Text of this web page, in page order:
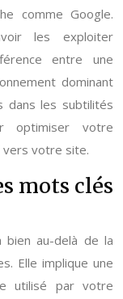
comme Google.
les exploiter
entre une
dominant
dans les subtilités
optimiser votre
votre site.
mots clés
bien au-delà de la
Elle implique une
utilisé par votre